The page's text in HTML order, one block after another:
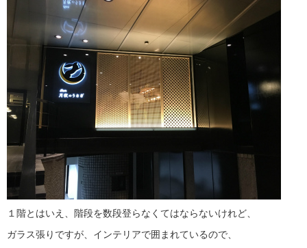
１階とはいえ、階段を数段登らなくてはならないけれど、
ガラス張りですが、インテリアで囲まれているので、